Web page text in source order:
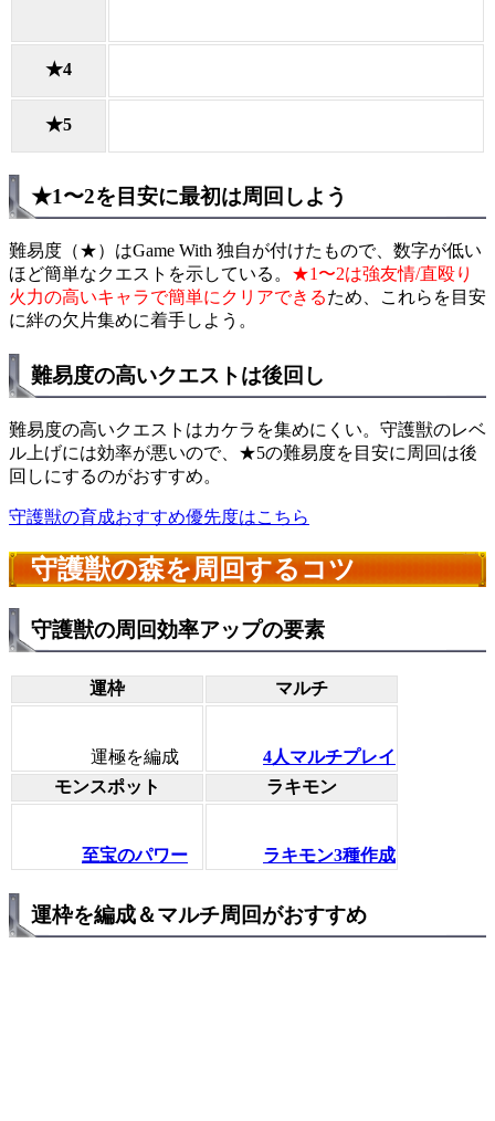
★4
★5
★1〜2を目安に最初は周回しよう
難易度（★）はGame With 独自が付けたもので、数字が低い
ほど簡単なクエストを示している。 ★1〜2は強友情/直殴り
火力の高いキャラで簡単にクリアできるため、これらを目安
に絆の欠片集めに着手しよう。
難易度の高いクエストは後回し
難易度の高いクエストはカケラを集めにくい。守護獣のレベ
ル上げには効率が悪いので、★5の難易度を目安に周回は後
回しにするのがおすすめ。
守護獣の育成おすすめ優先度はこちら
守護獣の森を周回するコツ
守護獣の周回効率アップの要素
運枠 マルチ
運極を編成
4人マルチプレイ
モンスポット
ラキモン
至宝のパワー ラキモン3種作成
運枠を編成＆マルチ周回がおすすめ